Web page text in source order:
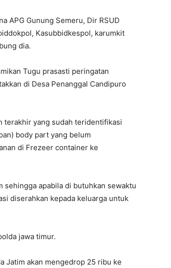
APG Gunung Semeru, Dir RSUD
Kasubbidkespol, karumkit
dia.
Tugu prasasti peringatan
di Desa Penanggal Candipuro
terakhir yang sudah teridentifikasi
body part yang belum
di Frezeer container ke
sehingga apabila di butuhkan sewaktu
diserahkan kepada keluarga untuk
jawa timur.
Jatim akan mengedrop 25 ribu ke